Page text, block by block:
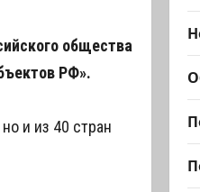
общества
РФ».
и из 40 стран